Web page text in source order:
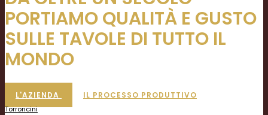
PORTIAMO QUALITÀ E GUSTO
SULLE TAVOLE DI TUTTO IL
MONDO
L'AZIENDA IL PROCESSO PRODUTTIVO
Torroncini